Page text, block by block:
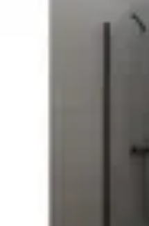
Porady Trendy